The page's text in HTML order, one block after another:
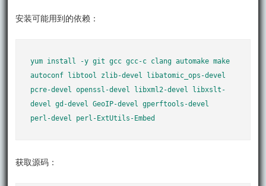
安装可能用到的依赖：
yum install -y git gcc gcc-c clang automake make
autoconf libtool zlib-devel libatomic_ops-devel
pcre-devel openssl-devel libxml2-devel libxslt-
devel gd-devel GeoIP-devel gperftools-devel
perl-devel perl-ExtUtils-Embed
获取源码：